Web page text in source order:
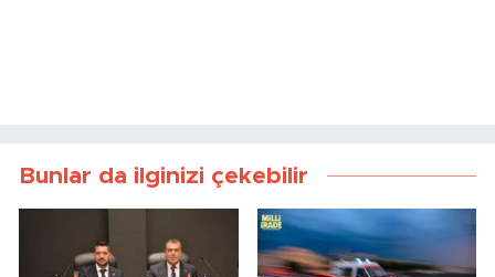
Bunlar da ilginizi çekebilir